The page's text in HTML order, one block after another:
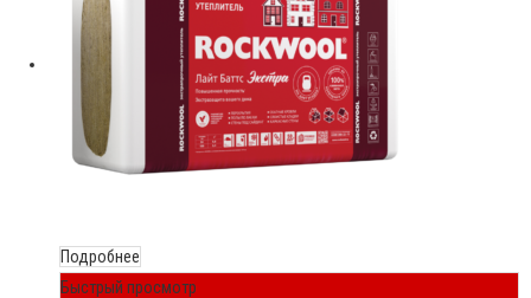
Подробнее
Быстрый просмотр